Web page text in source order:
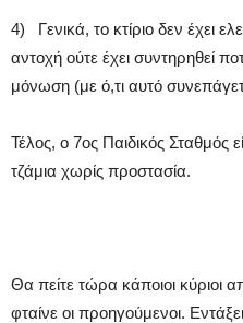
4) Γενικά, το κτίριο δεν έχει
αντοχή ούτε έχει συντηρηθεί
μόνωση (με ό,τι αυτό
Τέλος, ο 7ος Παιδικός Σταθμός
τζάμια χωρίς προστασία.
Θα πείτε τώρα κάποιοι κύριοι
φταίνε οι προηγούμενοι.